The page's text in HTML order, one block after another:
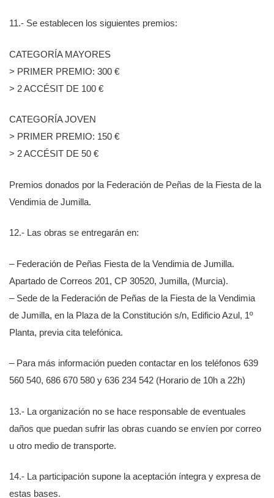
11.- Se establecen los siguientes premios:
CATEGORÍA MAYORES
> PRIMER PREMIO: 300 €
> 2 ACCÉSIT DE 100 €
CATEGORÍA JOVEN
> PRIMER PREMIO: 150 €
> 2 ACCÉSIT DE 50 €
Premios donados por la Federación de Peñas de la Fiesta de la
Vendimia de Jumilla.
12.- Las obras se entregarán en:
– Federación de Peñas Fiesta de la Vendimia de Jumilla.
Apartado de Correos 201, CP 30520, Jumilla, (Murcia).
– Sede de la Federación de Peñas de la Fiesta de la Vendimia
de Jumilla, en la Plaza de la Constitución s/n, Edificio Azul, 1º
Planta, previa cita telefónica.
– Para más información pueden contactar en los teléfonos 639
560 540, 686 670 580 y 636 234 542 (Horario de 10h a 22h)
13.- La organización no se hace responsable de eventuales
daños que puedan sufrir las obras cuando se envíen por correo
u otro medio de transporte.
14.- La participación supone la aceptación íntegra y expresa de
estas bases.